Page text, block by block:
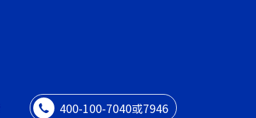
400-100-7040或7946